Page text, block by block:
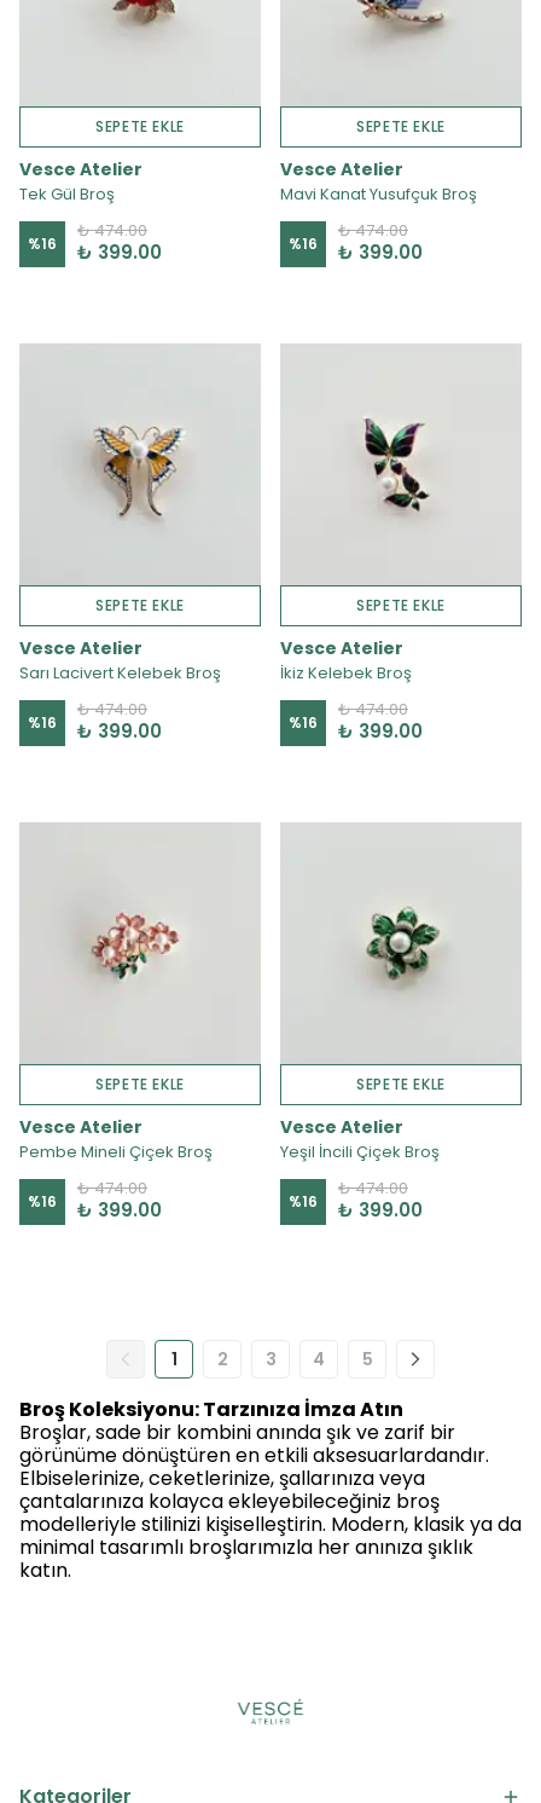
SEPETE EKLE
Vesce Atelier
Tek Gül Broş
%16
₺ 474.00
₺ 399.00
SEPETE EKLE
Vesce Atelier
Mavi Kanat Yusufçuk Broş
%16
₺ 474.00
₺ 399.00
SEPETE EKLE
Vesce Atelier
Sarı Lacivert Kelebek Broş
%16
₺ 474.00
₺ 399.00
SEPETE EKLE
Vesce Atelier
İkiz Kelebek Broş
%16
₺ 474.00
₺ 399.00
SEPETE EKLE
Vesce Atelier
Pembe Mineli Çiçek Broş
%16
₺ 474.00
₺ 399.00
SEPETE EKLE
Vesce Atelier
Yeşil İncili Çiçek Broş
%16
₺ 474.00
₺ 399.00
1 2 3 4 5
Broş Koleksiyonu: Tarzınıza İmza Atın
Broşlar, sade bir kombini anında şık ve zarif bir
görünüme dönüştüren en etkili aksesuarlardandır.
Elbiselerinize, ceketlerinize, şallarınıza veya
çantalarınıza kolayca ekleyebileceğiniz broş
modelleriyle stilinizi kişiselleştirin. Modern, klasik ya da
minimal tasarımlı broşlarımızla her anınıza şıklık
katın.
Kategoriler